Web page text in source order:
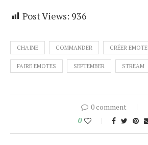
Post Views: 936
CHAINE COMMANDER CRÉER EMOTE
FAIRE EMOTES SEPTEMBER STREAM
0 comment
0